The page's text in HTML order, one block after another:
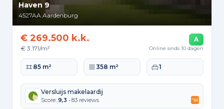
Haven 9
4527AA Aardenburg
€ 269.500 k.k.
€ 3.171/m²
A
Online sinds 10 dagen
Woonoppervlakte
85 m² Perceeloppervlakte
358 m² Slaapkamers
1
Versluijs makelaardij
Score: 9,3 • 83 reviews